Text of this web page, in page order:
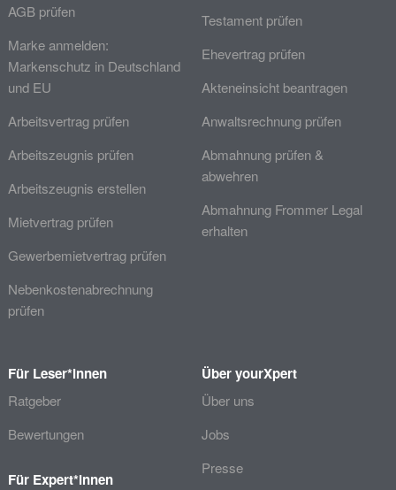
AGB prüfen
Marke anmelden:
Markenschutz in Deutschland
und EU
Arbeitsvertrag prüfen
Arbeitszeugnis prüfen
Arbeitszeugnis erstellen
Mietvertrag prüfen
Gewerbemietvertrag prüfen
Nebenkostenabrechnung
prüfen
Testament prüfen
Ehevertrag prüfen
Akteneinsicht beantragen
Anwaltsrechnung prüfen
Abmahnung prüfen &
abwehren
Abmahnung Frommer Legal
erhalten
Für Leser*innen
Ratgeber
Bewertungen
Für Expert*innen
Über yourXpert
Über uns
Jobs
Presse